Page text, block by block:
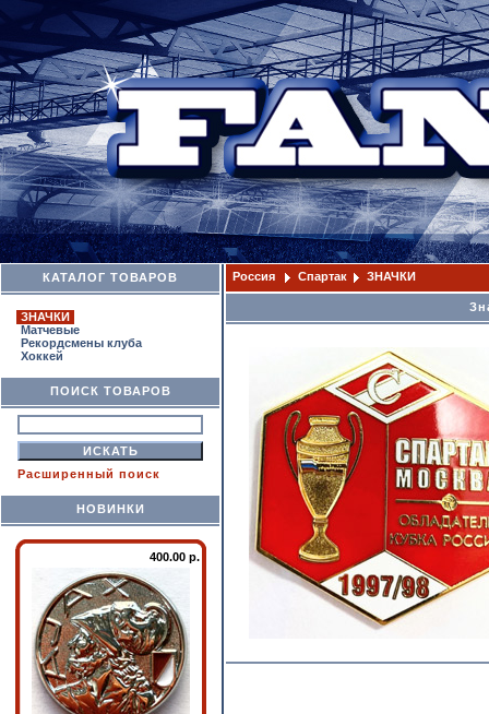
КАТАЛОГ ТОВАРОВ
ЗНАЧКИ
Матчевые
Рекордсмены клуба
Хоккей
ПОИСК ТОВАРОВ
Расширенный поиск
НОВИНКИ
400.00 р.
Россия Спартак ЗНАЧКИ